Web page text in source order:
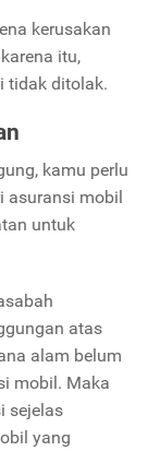
kerusakan
itu,
tidak ditolak.
kamu perlu
asuransi mobil
untuk
atas
alam belum
mobil. Maka
sejelas
yang